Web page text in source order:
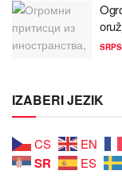
IZABERI JEZIK
CS EN
SR ES